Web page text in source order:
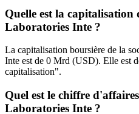
Quelle est la capitalisation
Laboratories Inte ?
La capitalisation boursière de la
Inte est de 0 Mrd (USD). Elle est
capitalisation".
Quel est le chiffre
Laboratories Inte ?